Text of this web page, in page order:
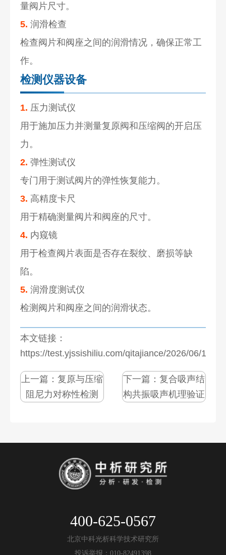
量阀片尺寸。
5. 润滑检查
检查阀片和阀座之间的润滑情况，确保正常工
作。
检测仪器设备
1. 压力测试仪
用于施加压力并测量复原阀和压缩阀的开启压
力。
2. 弹性测试仪
专门用于测试阀片的弹性恢复能力。
3. 高精度卡尺
用于精确测量阀片和阀座的尺寸。
4. 内窥镜
用于检查阀片表面是否存在裂纹、磨损等缺
陷。
5. 润滑度测试仪
检测阀片和阀座之间的润滑状态。
本文链接：
https://test.yjssishiliu.com/qitajiance/2026/06/
上一篇： 复原与压缩
阻尼力对称性检测
下一篇：复合吸声结
构共振吸声机理验证
400-625-0567
北京中科光析科学技术研究所
投诉举报：010-82491398